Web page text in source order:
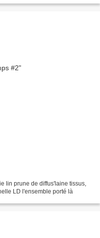
lin prune de diffus'laine tissus,
LD l'ensemble porté là